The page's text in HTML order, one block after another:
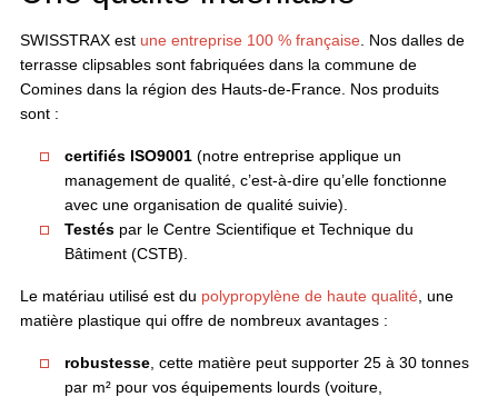
SWISSTRAX est une entreprise 100 % française. Nos dalles de
terrasse clipsables sont fabriquées dans la commune de
Comines dans la région des Hauts-de-France. Nos produits
sont :
certifiés ISO9001(notre entreprise applique un
management de qualité, c’est-à-dire qu’elle fonctionne
avec une organisation de qualité suivie).
Testéspar le Centre Scientifique et Technique du
Bâtiment (CSTB).
Le matériau utilisé est du polypropylène de haute qualité, une
matière plastique qui offre de nombreux avantages :
robustesse, cette matière peut supporter 25 à 30 tonnes
par m² pour vos équipements lourds (voiture,